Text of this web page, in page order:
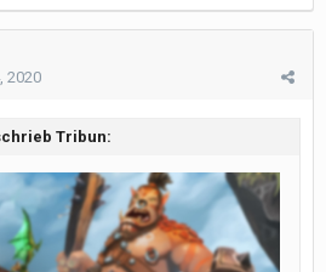
2020
Tribun: